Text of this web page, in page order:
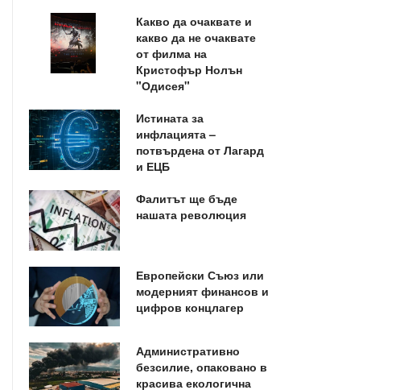
Какво да очаквате и
какво да не очаквате
от филма на
Кристофър Нолън
"Одисея"
Истината за
инфлацията –
потвърдена от Лагард
и ЕЦБ
Фалитът ще бъде
нашата революция
Европейски Съюз или
модерният финансов и
цифров концлагер
Административно
безсилие, опаковано в
красива екологична